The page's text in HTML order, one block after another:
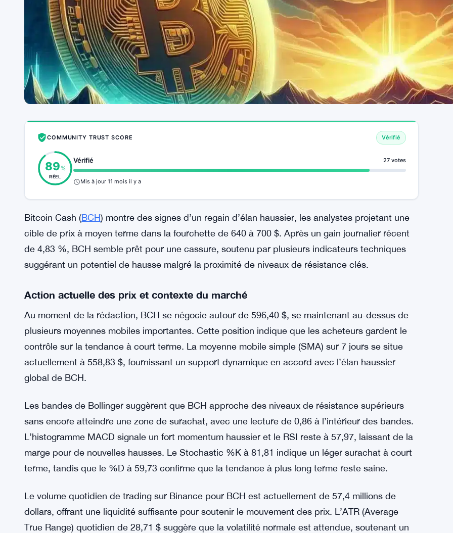
COMMUNITY TRUST SCORE Vérifié
89 %
RÉEL
Vérifié 27 votes
Mis à jour 11 mois il y a
Bitcoin Cash (BCH) montre des signes d’un regain d’élan haussier, les analystes projetant une
cible de prix à moyen terme dans la fourchette de 640 à 700 $. Après un gain journalier récent
de 4,83 %, BCH semble prêt pour une cassure, soutenu par plusieurs indicateurs techniques
suggérant un potentiel de hausse malgré la proximité de niveaux de résistance clés.
Action actuelle des prix et contexte du marché
Au moment de la rédaction, BCH se négocie autour de 596,40 $, se maintenant au-dessus de
plusieurs moyennes mobiles importantes. Cette position indique que les acheteurs gardent le
contrôle sur la tendance à court terme. La moyenne mobile simple (SMA) sur 7 jours se situe
actuellement à 558,83 $, fournissant un support dynamique en accord avec l’élan haussier
global de BCH.
Les bandes de Bollinger suggèrent que BCH approche des niveaux de résistance supérieurs
sans encore atteindre une zone de surachat, avec une lecture de 0,86 à l’intérieur des bandes.
L’histogramme MACD signale un fort momentum haussier et le RSI reste à 57,97, laissant de la
marge pour de nouvelles hausses. Le Stochastic %K à 81,81 indique un léger surachat à court
terme, tandis que le %D à 59,73 confirme que la tendance à plus long terme reste saine.
Le volume quotidien de trading sur Binance pour BCH est actuellement de 57,4 millions de
dollars, offrant une liquidité suffisante pour soutenir le mouvement des prix. L’ATR (Average
True Range) quotidien de 28,71 $ suggère que la volatilité normale est attendue, soutenant un